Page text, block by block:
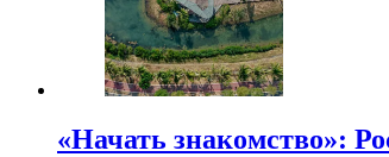
«Начать знакомство»: